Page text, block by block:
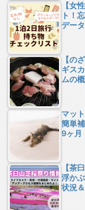
【女
ト！
デー
【の
ギス
ムの
マッ
簡単
9ヶ月
【茶
浮か
状況